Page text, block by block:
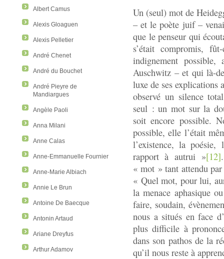
Albert Camus
Alexis Gloaguen
Alexis Pelletier
André Chenet
André du Bouchet
André Pieyre de
Mandiargues
Angèle Paoli
Anna Milani
Anne Calas
Anne-Emmanuelle Fournier
Anne-Marie Albiach
Annie Le Brun
Antoine De Baecque
Antonin Artaud
Ariane Dreyfus
Arthur Adamov
Un (seul) mot de
– et le poète juif –
que le penseur qui
s’était compromis,
indignement
Auschwitz – et qui là-
luxe de ses explications
observé un silence
seul : un mot sur la
soit encore possible.
possible, elle l’était
l’existence, la
rapport à autrui »[12]
« mot » tant attendu
« Quel mot, pour lui,
la menace aphasique
faire, soudain,
nous a situés en face
plus difficile à
dans son pathos de la
qu’il nous reste à